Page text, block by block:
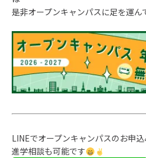
是非オープンキャンパスに足を運ん
LINEでオープンキャンパスのお申込
進学相談も可能です